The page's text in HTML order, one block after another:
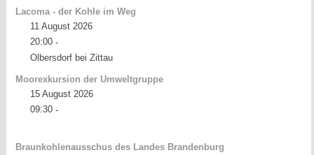
Lacoma - der Kohle im Weg
11 August 2026
20:00-
Olbersdorf bei Zittau
Moorexkursion der Umweltgruppe
15 August 2026
09:30-
Braunkohlenausschus des Landes Brandenburg